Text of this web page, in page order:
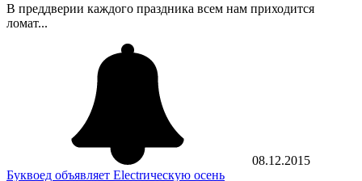
В преддверии каждого праздника всем нам приходится
ломат...
08.12.2015
Буквоед объявляет Electrическую осень